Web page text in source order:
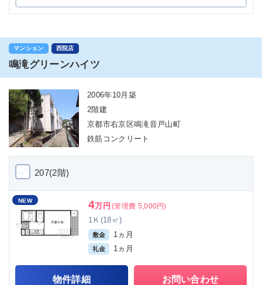
マンション 西院店
鳴滝グリーンハイツ
2006年10月築
2階建
京都市右京区鳴滝音戸山町
鉄筋コンクリート
207(2階)
NEW 4万円 (管理費 5,000円)
1Ｋ(18㎡)
敷金 1ヵ月
礼金 1ヵ月
物件詳細 お問い合わせ